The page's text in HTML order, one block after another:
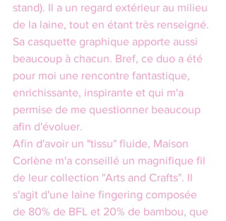
stand). Il a un regard extérieur au milieu
de la laine, tout en étant très renseigné.
Sa casquette graphique apporte aussi
beaucoup à chacun. Bref, ce duo a été
pour moi une rencontre fantastique,
enrichissante, inspirante et qui m'a
permise de me questionner beaucoup
afin d'évoluer.
Afin d'avoir un "tissu" fluide, Maison
Corlène m'a conseillé un magnifique fil
de leur collection "Arts and Crafts". Il
s'agit d'une laine fingering composée
de 80% de BFL et 20% de bambou, que